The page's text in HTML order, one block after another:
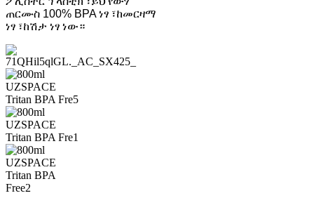
ጠርሙስ 100% BPA ነፃ ፣ከመርዛማ
ነፃ ፣ከሽታ ነፃ ነው።